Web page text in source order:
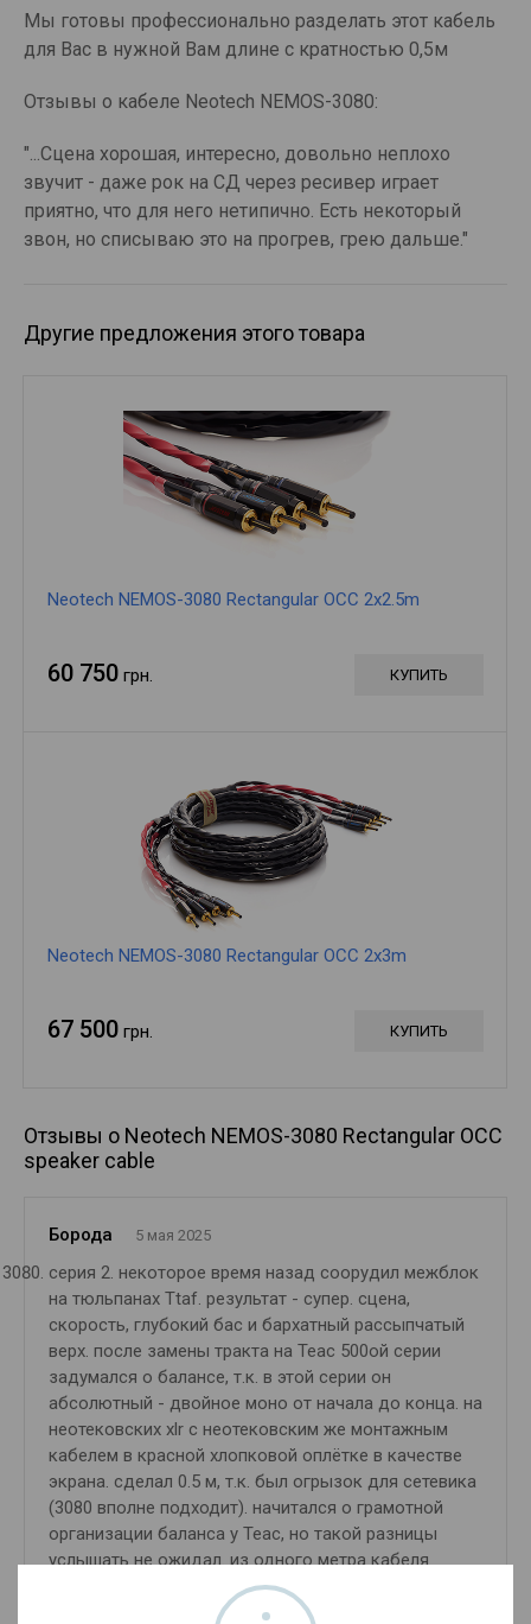
Мы готовы профессионально разделать этот кабель
для Вас в нужной Вам длине с кратностью 0,5м
Отзывы о кабеле Neotech NEMOS-3080:
"...Сцена хорошая, интересно, довольно неплохо
звучит - даже рок на СД через ресивер играет
приятно, что для него нетипично. Есть некоторый
звон, но списываю это на прогрев, грею дальше."
Другие предложения этого товара
Neotech NEMOS-3080 Rectangular OCC 2x2.5m
60 750 грн. КУПИТЬ
Neotech NEMOS-3080 Rectangular OCC 2x3m
67 500 грн. КУПИТЬ
Отзывы о Neotech NEMOS-3080 Rectangular OCC
speaker cable
Борода 5 мая 2025
серия 2. некоторое время назад соорудил межблок
на тюльпанах Ttaf. результат - супер. сцена,
скорость, глубокий бас и бархатный рассыпчатый
верх. после замены тракта на Teac 500ой серии
задумался о балансе, т.к. в этой серии он
абсолютный - двойное моно от начала до конца. на
неотековских xlr с неотековским же монтажным
кабелем в красной хлопковой оплётке в качестве
экрана. сделал 0.5 м, т.к. был огрызок для сетевика
(3080 вполне подходит). начитался о грамотной
организации баланса у Teac, но такой разницы
услышать не ожидал. из одного метра кабеля
получаем 2 метровых межблока. итого: бас ещё
глубже, сцена ещё шире, будто акустика стоит не